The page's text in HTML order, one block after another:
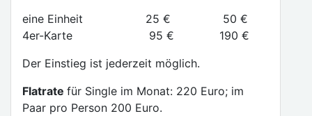
eine Einheit 25 € 50 €
4er-Karte 95 € 190 €
Der Einstieg ist jederzeit möglich.
Flatrate für Single im Monat: 220 Euro; im
Paar pro Person 200 Euro.